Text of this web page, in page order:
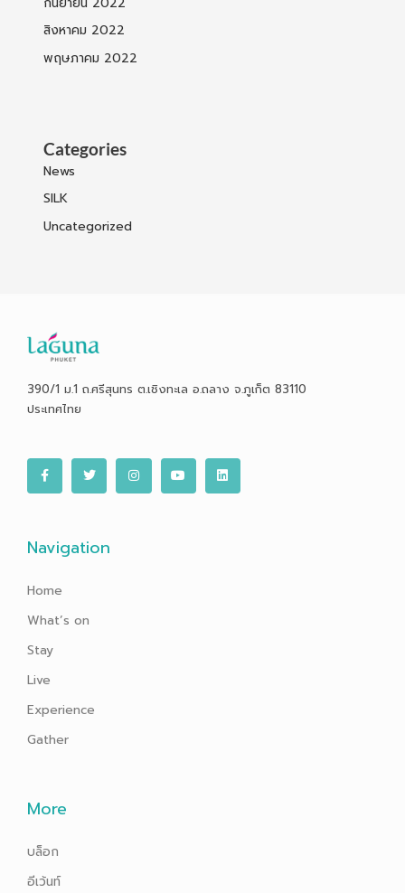
สิงหาคม 2022
พฤษภาคม 2022
Categories
News
SILK
Uncategorized
390/1 ม.1 ถ.ศรีสุนทร ต.เชิงทะเล อ.ถลาง จ.ภูเก็ต 83110
ประเทศไทย
F
a
k
T
w
r
I
n
Y
o
L
i
Navigation
Home
What’s on
Stay
Live
Experience
Gather
More
บล็อก
อีเว้นท์